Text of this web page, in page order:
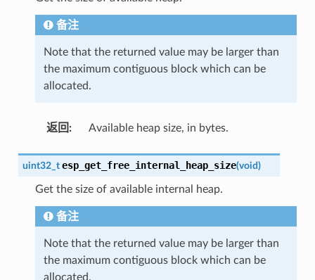
备注
Note that the returned value may be larger than
the maximum contiguous block which can be
allocated.
返回 : Available heap size, in bytes.
uint32_t esp_get_free_internal_heap_size(void)
Get the size of available internal heap.
备注
Note that the returned value may be larger than
the maximum contiguous block which can be
allocated.